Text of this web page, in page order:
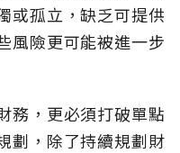
或孤立，缺乏可提供
風險更可能被進一步
務，更必須打破單點
劃，除了持續規劃財